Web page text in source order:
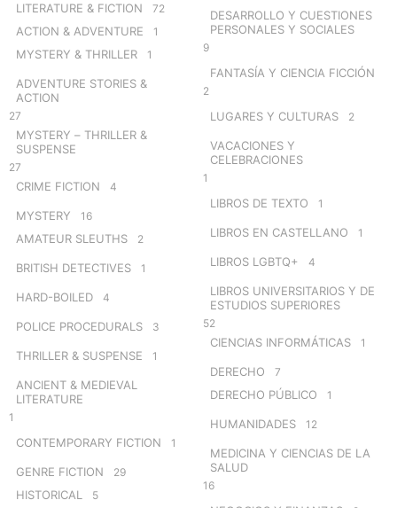
LITERATURE & FICTION 72
ACTION & ADVENTURE 1
MYSTERY & THRILLER 1
ADVENTURE STORIES &
ACTION
27
MYSTERY – THRILLER &
SUSPENSE
27
CRIME FICTION 4
MYSTERY 16
AMATEUR SLEUTHS 2
BRITISH DETECTIVES 1
HARD-BOILED 4
POLICE PROCEDURALS 3
THRILLER & SUSPENSE 1
ANCIENT & MEDIEVAL
LITERATURE
1
CONTEMPORARY FICTION 1
GENRE FICTION 29
HISTORICAL 5
DESARROLLO Y CUESTIONES
PERSONALES Y SOCIALES
9
FANTASÍA Y CIENCIA FICCIÓN
2
LUGARES Y CULTURAS 2
VACACIONES Y
CELEBRACIONES
1
LIBROS DE TEXTO 1
LIBROS EN CASTELLANO 1
LIBROS LGBTQ+ 4
LIBROS UNIVERSITARIOS Y DE
ESTUDIOS SUPERIORES
52
CIENCIAS INFORMÁTICAS 1
DERECHO 7
DERECHO PÚBLICO 1
HUMANIDADES 12
MEDICINA Y CIENCIAS DE LA
SALUD
16